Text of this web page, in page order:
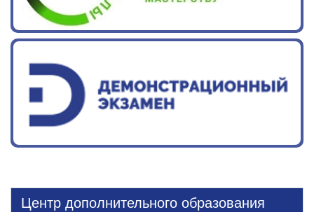
Центр дополнительного образования